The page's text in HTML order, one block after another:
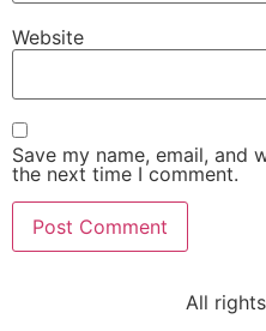
Website
Save my name, email, and
the next time I comment.
All